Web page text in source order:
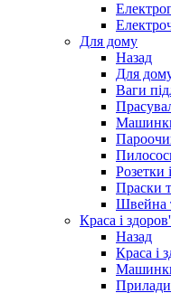
Для дому
Назад
Для
Ваги
Розетки
Праски
Швейна
Краса і
Назад
Краса і
Прилади